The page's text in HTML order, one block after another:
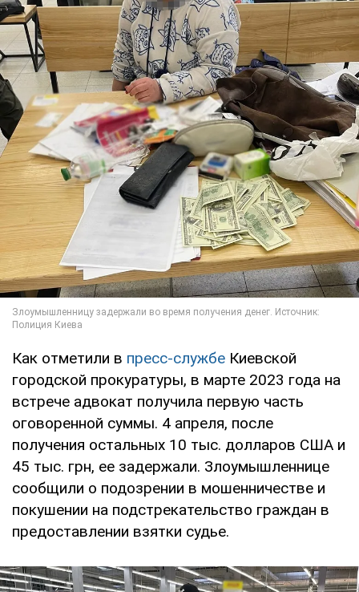
Как отметили в пресс-службе Киевской
городской прокуратуры, в марте 2023 года на
встрече адвокат получила первую часть
оговоренной суммы. 4 апреля, после
получения остальных 10 тыс. долларов США и
45 тыс. грн, ее задержали. Злоумышленнице
сообщили о подозрении в мошенничестве и
покушении на подстрекательство граждан в
предоставлении взятки судье.